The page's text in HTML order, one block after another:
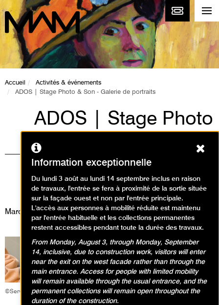
Accueil
Activités & événements
ADOS | Stage Photo & Son - Galerie de portraits
ADOS | Stage Photo
& Son - Galerie de
portraits
Visites, Ateliers / Atelier de
photographie
Mardi 8 juillet 2025
©Service éducatif et culturel
Information exceptionnelle
Du lundi 3 août au lundi 14 septembre inclus en raison
de travaux, l'entrée se fera à proximité de la sortie située
sur la façade ouest et non par l'entrée principale.
L'accès aux personnes à mobilité réduite est maintenu
par l'entrée habituelle et les collections permanentes
restent accessibles pendant toute la durée des travaux.
From Monday, August 3, through Monday, September
14, inclusive, due to construction work, visitors will enter
near the exit on the west facade rather than through the
main entrance. Access for people with limited mobility
will remain available through the usual entrance, and the
permanent collections will remain open throughout the
duration of the construction.